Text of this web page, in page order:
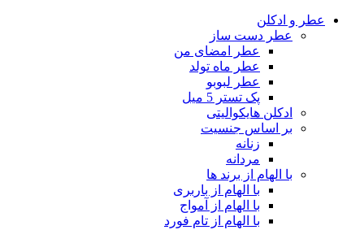
عطر و ادکلن
عطر دست ساز
عطر امضای من
عطر ماه تولد
عطر لبوبو
پک تستر 5 میل
ادکلن هایکوالیتی
بر اساس جنسیت
زنانه
مردانه
با الهام از برند ها
با الهام از باربری
با الهام از آمواج
با الهام از تام فورد